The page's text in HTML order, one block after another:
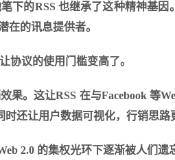
的RSS 也继承了这种精神基因
在的讯息提供者。
协议的使用门槛变高了。
。这让RSS 在与Facebook 等
还让用户数据可视化，行销思路
2.0 的集权光环下逐渐被人们遗